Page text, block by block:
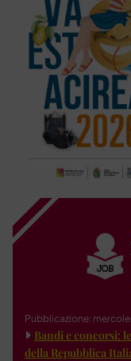
Pubblicazione:
Bandi e concorsi:
della Repubblica